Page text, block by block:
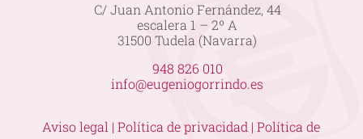
C/ Juan Antonio Fernández, 44
escalera 1 – 2º A
31500 Tudela (Navarra)
948 826 010
info@eugeniogorrindo.es
Aviso legal |Política de privacidad |Política de